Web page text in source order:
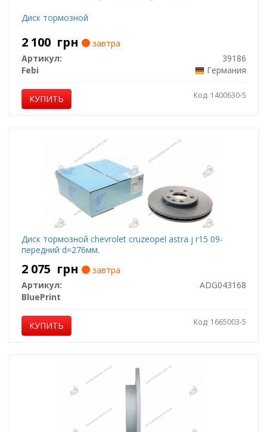
Диск тормозной
2 100 грн
завтра
Артикул:
39186
Febi
Германия
КУПИТЬ Код: 1400630-5
Диск тормозной chevrolet cruzeopel astra j r15 09-
передний d=276мм.
2 075 грн
завтра
Артикул:
ADG043168
BluePrint
КУПИТЬ Код: 1665003-5